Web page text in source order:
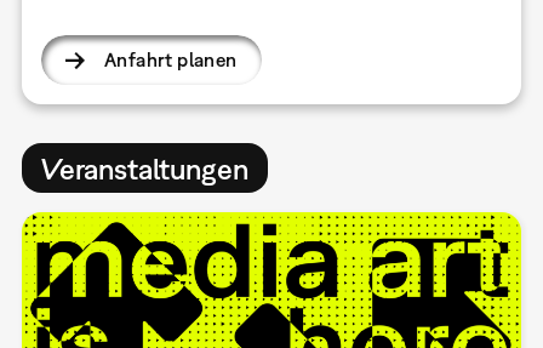
Anfahrt planen
Veranstaltungen